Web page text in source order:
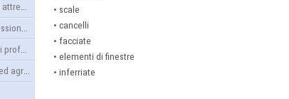
• scale
• cancelli
• facciate
• elementi di finestre
• inferriate